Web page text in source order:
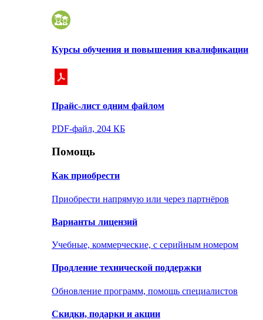
Курсы обучения и повышения квалификации
Прайс-лист одним файлом
PDF-файл, 204 КБ
Помощь
Как приобрести
Приобрести напрямую или через партнёров
Варианты лицензий
Учебные, коммерческие, с серийным номером
Продление технической поддержки
Обновление программ, помощь специалистов
Скидки, подарки и акции